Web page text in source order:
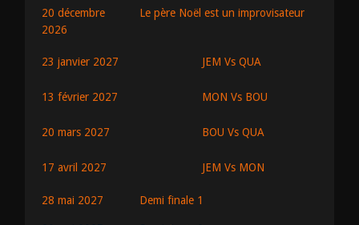
20 décembre
2026
Le père Noël est un improvisateur
23 janvier 2027 JEM Vs QUA
13 février 2027 MON Vs BOU
20 mars 2027 BOU Vs QUA
17 avril 2027 JEM Vs MON
28 mai 2027 Demi finale 1